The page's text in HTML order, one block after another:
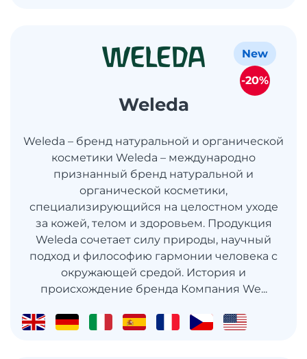
Weleda
Weleda – бренд натуральной и органической
косметики Weleda – международно
признанный бренд натуральной и
органической косметики,
специализирующийся на целостном уходе
за кожей, телом и здоровьем. Продукция
Weleda сочетает силу природы, научный
подход и философию гармонии человека с
окружающей средой. История и
происхождение бренда Компания We...
New
-20%